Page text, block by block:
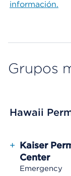
información.
Grupos
Hawaii
+ Kaiser
Center
Emergency